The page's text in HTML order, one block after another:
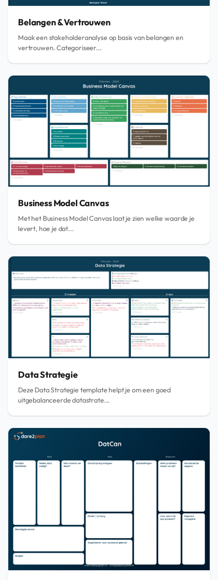
Belangen & Vertrouwen
Maak een stakeholderanalyse op basis van belangen en
vertrouwen. Categoriseer...
Business Model Canvas
Met het Business Model Canvas laat je zien welke waarde je
levert, hoe je dat...
Data Strategie
Deze Data Strategie template helpt je om een goed
uitgebalanceerde datastrate...